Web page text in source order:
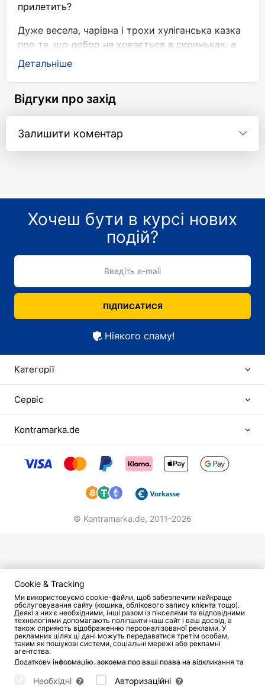
прилетить?
Дуже весела, чарівна і трохи хуліганська казка
про те, що добро не ховається в скриньках, а
живе в тобі самому. Навіть якщо ти внучка тієї
Приходьте всією сім'єю! Після таких казок світ
Детальніше
Відгуки про захід
Залишити коментар
Хочеш бути в курсі нових
подій?
Введіть e-mail
ПІДПИСАТИСЯ
Ніякого спаму!
Категорії
Сервіс
Kontramarka.de
© Kontramarka.de, 2011-2026
Cookie & Tracking
Ми використовуємо cookie-файли, щоб забезпечити найкраще
обслуговування сайту (кошика, облікового запису клієнта тощо).
Деякі з них є необхідними, інші разом із пікселями та відповідними
технологіями допомагають поліпшити наш сайт і ваш досвід, а
також сприяють відображенню персоналізованої реклами. У
рекламних цілях ці дані можуть передаватися третім особам,
таким як пошукові системи, соціальні мережі або рекламні
агентства.
Додаткову інформацію, зокрема про ваші права на відкликання та
Будь ласка, виберіть нижче, які куки можуть бути встановлені, і
Необхідні Авторизаційні